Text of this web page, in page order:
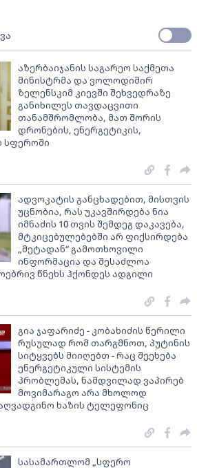
აზერბაიჯანის საგარეო საქმეთა
მინისტრმა და ვოლოდიმირ
ზელენსკიმ კიევში შეხვედრაზე
განიხილეს თავდაცვითი
თანამშრომლობა, მათ შორის
დრონების, ენერგეტიკის,
სფეროში
ადვოკატის განცხადებით, მისთვის
უცნობია, რას უკავშირდება ნია
იმნაძის 10 თვის შემდეგ დაკავება,
მტკიცებულებებში არ ფიქსირდება
„მეტადან“ გამოთხოვილი
ინფორმაცია და შესაძლოა
წნეხს ჰქონდეს ადგილი
გია ჯაფარიძე - კობახიძის წერილი
რუსულად რომ თარგმნოთ, პუტინის
სიტყვებს მიიღებთ - რაც შეეხება
ენერგეტიკული სისტემის
პრობლემას, ნამდვილად ვაპირებ
მოვიმარაგო არა მხოლოდ
ხაზის ტელეფონიც
სასამართლომ „სფერო